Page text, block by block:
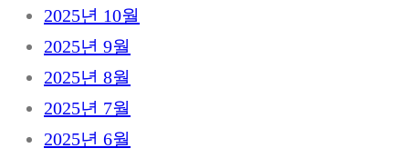
2025년 10월
2025년 9월
2025년 8월
2025년 7월
2025년 6월